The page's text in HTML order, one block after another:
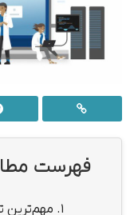
فهرست
1. مهم‌ترین